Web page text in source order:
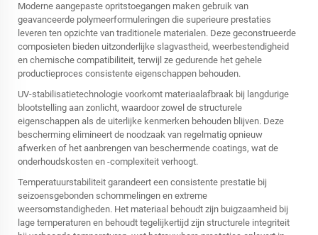
Moderne aangepaste opritstoegangen maken gebruik van
geavanceerde polymeerformuleringen die superieure prestaties
leveren ten opzichte van traditionele materialen. Deze geconstrueerde
composieten bieden uitzonderlijke slagvastheid, weerbestendigheid
en chemische compatibiliteit, terwijl ze gedurende het gehele
productieproces consistente eigenschappen behouden.
UV-stabilisatietechnologie voorkomt materiaalafbraak bij langdurige
blootstelling aan zonlicht, waardoor zowel de structurele
eigenschappen als de uiterlijke kenmerken behouden blijven. Deze
bescherming elimineert de noodzaak van regelmatig opnieuw
afwerken of het aanbrengen van beschermende coatings, wat de
onderhoudskosten en -complexiteit verhoogt.
Temperatuurstabiliteit garandeert een consistente prestatie bij
seizoensgebonden schommelingen en extreme
weersomstandigheden. Het materiaal behoudt zijn buigzaamheid bij
lage temperaturen en behoudt tegelijkertijd zijn structurele integriteit